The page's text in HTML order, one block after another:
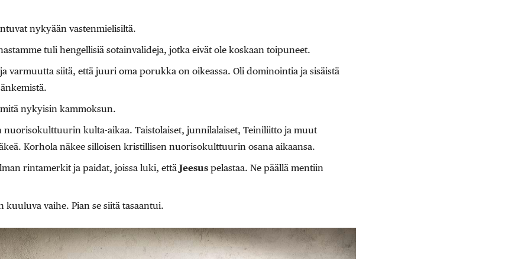
nykyään vastenmielisiltä.
tuli hengellisiä sotainvalideja, jotka eivät ole koskaan toipuneet.
varmuutta siitä, että juuri oma porukka on oikeassa. Oli dominointia ja sisäistä
nykyisin kammoksun.
nuorisokulttuurin kulta-aikaa. Taistolaiset, junnilalaiset, Teiniliitto ja muut
Korhola näkee silloisen kristillisen nuorisokulttuurin osana aikaansa.
rintamerkit ja paidat, joissa luki, että Jeesuspelastaa. Ne päällä mentiin
kuuluva vaihe. Pian se siitä tasaantui.